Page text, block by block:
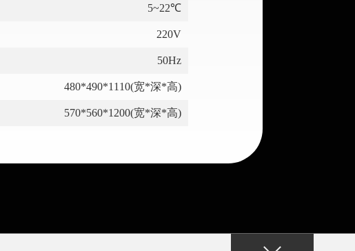
5~22℃
220V
50Hz
480*490*1110(宽*深*高)
570*560*1200(宽*深*高)